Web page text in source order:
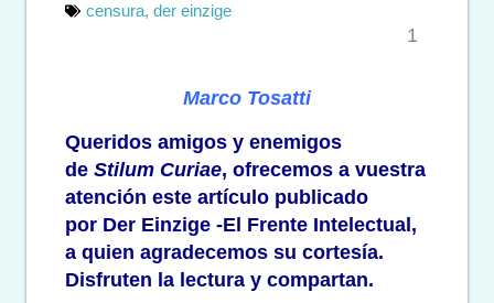
censura, der einzige
1
Marco Tosatti
Queridos amigos y enemigos
de Stilum Curiae, ofrecemos a vuestra
atención este artículo publicado
por Der Einzige -El Frente Intelectual ,
a quien agradecemos su cortesía.
Disfruten la lectura y compartan.